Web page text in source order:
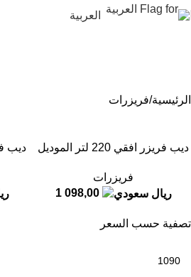
العربية
تصفية حسب السعر
الرئيسية فريزرات
ديب فريزر افقي 220 لتر الموديل
فريزرات
1 098,00